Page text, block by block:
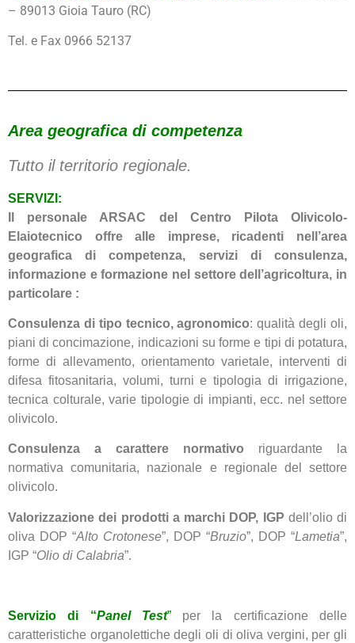
– 89013 Gioia Tauro (RC)
Tel. e Fax 0966 52137
Area geografica di competenza
Tutto il territorio regionale.
SERVIZI:
Il personale ARSAC del Centro Pilota Olivicolo-
Elaiotecnico offre alle imprese, ricadenti nell’area
geografica di competenza, servizi di consulenza,
informazione e formazione nel settore dell’agricoltura, in
particolare :
Consulenza di tipo tecnico, agronomico: qualità degli oli,
piani di concimazione, indicazioni su forme e tipi di potatura,
forme di allevamento, orientamento varietale, interventi di
difesa fitosanitaria, volumi, turni e tipologia di irrigazione,
tecnica colturale, varie tipologie di impianti, ecc. nel settore
olivicolo.
Consulenza a carattere normativo riguardante la
normativa comunitaria, nazionale e regionale del settore
olivicolo.
Valorizzazione dei prodotti a marchi DOP, IGP dell’olio di
oliva DOP “Alto Crotonese”, DOP “Bruzio”, DOP “Lametia”,
IGP “Olio di Calabria”.
Servizio di “Panel Test”per la certificazione delle
caratteristiche organolettiche degli oli di oliva vergini, per gli